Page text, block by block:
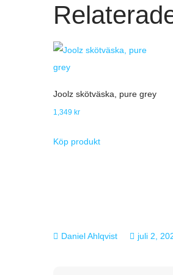
Joolz skötväska, pure grey
1,349 kr
Köp produkt
juli 2,